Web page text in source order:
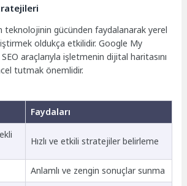
teknolojinin gücünden faydalanarak yerel
oldukça etkilidir. Google My
araçlarıyla işletmenin dijital haritasını
tutmak önemlidir.
Faydaları
Hızlı ve etkili stratejiler belirleme
Anlamlı ve zengin sonuçlar sunma